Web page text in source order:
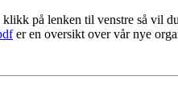
på lenken til venstre så vil
er en oversikt over vår nye